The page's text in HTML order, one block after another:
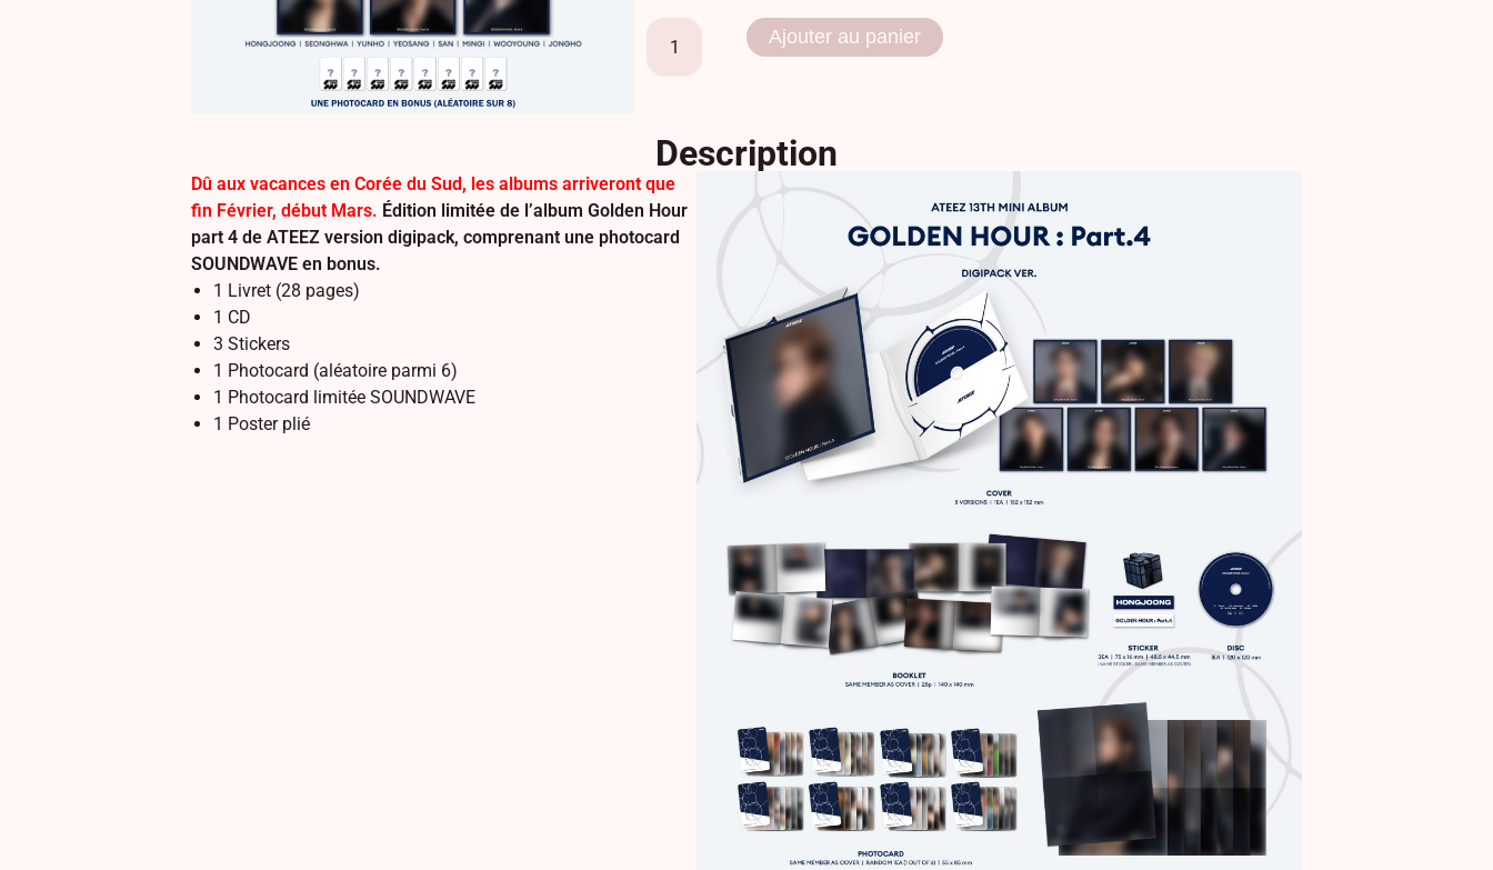
Ajouter au panier
Description
Dû aux vacances en Corée du Sud, les albums arriveront que
fin Février, début Mars. Édition limitée de l’album Golden Hour
part 4 de ATEEZ version digipack, comprenant une photocard
SOUNDWAVE en bonus.
1 Livret (28 pages)
1 CD
3 Stickers
1 Photocard (aléatoire parmi 6)
1 Photocard limitée SOUNDWAVE
1 Poster plié